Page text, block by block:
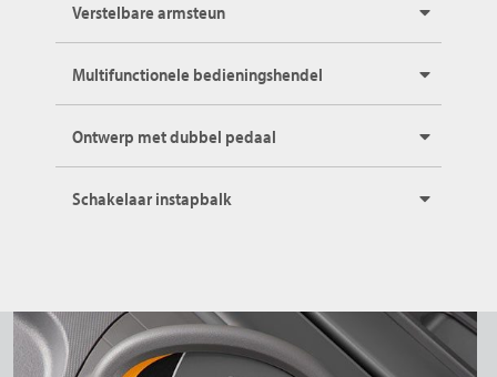
Verstelbare armsteun
Multifunctionele bedieningshendel
Ontwerp met dubbel pedaal
Schakelaar instapbalk